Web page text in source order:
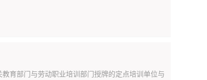
育部门与劳动职业培训部门授牌的定点培训单位与